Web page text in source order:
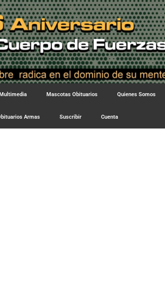
Mascotas Obituarios Quienes Somos
Armas Suscribir Cuenta